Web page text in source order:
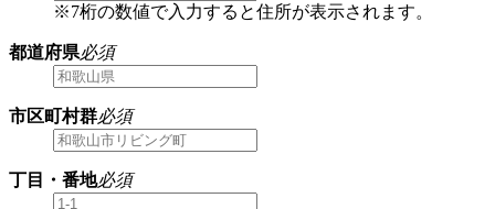
※7桁の数値で入力すると住所が表示されます。
都道府県必須
市区町村群必須
丁目・番地必須